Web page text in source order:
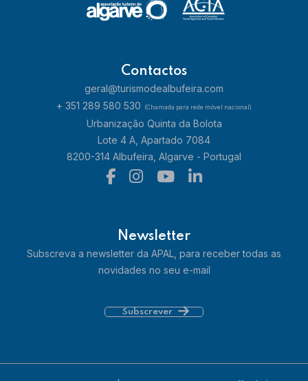
Contactos
geral@turismodealbufeira.com
+ 351 289 580 530
(Chamada para rede móvel nacional)
Urbanização Quinta da Bolota
Lote 4 A, Apartado 7084
8200-314 Albufeira, Algarve - Portugal
Newsletter
Subscreva a newsletter da APAL, para receber todas as
novidades no seu e-mail
Subscrever